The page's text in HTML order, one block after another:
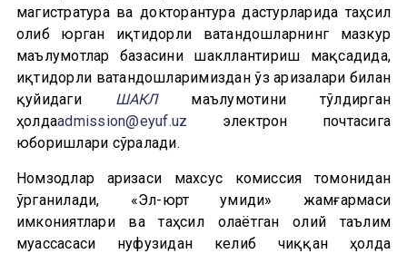
магистратура ва докторантура дастурларида таҳсил
олиб юрган иқтидорли ватандошларнинг мазкур
маълумотлар базасини шакллантириш мақсадида,
иқтидорли ватандошларимиздан ўз аризалари билан
қуйидаги ШАКЛмаълумотини тўлдирган
ҳолдаadmission@eyuf.uz электрон почтасига
юборишлари сўралади.
Номзодлар аризаси махсус комиссия томонидан
ўрганилади, «Эл-юрт умиди» жамғармаси
имкониятлари ва таҳсил олаётган олий таълим
муассасаси нуфузидан келиб чиққан ҳолда